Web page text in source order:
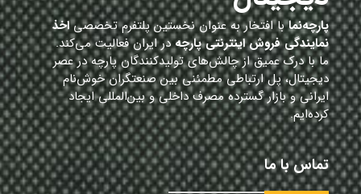
پارچه‌نمابا افتخار به عنوان نخستین پلتفرم تخصصیاخذ
نمایندگی فروش اینترنتی پارچهدر ایران فعالیت می‌کند.
ما با درک عمیق از چالش‌های تولیدکنندگان پارچه در عصر
دیجیتال، پل ارتباطی مطمئنی بین صنعتگران خوش‌نام
ایرانی و بازار گسترده مصرف داخلی و بین‌المللی ایجاد
کرده‌ایم.
تماس با ما